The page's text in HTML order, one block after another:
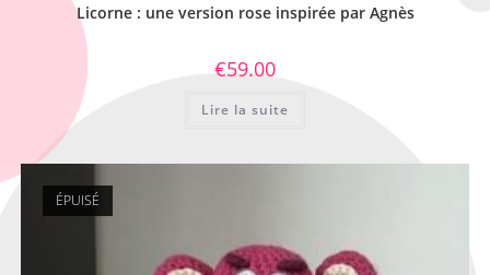
Licorne : une version rose inspirée par Agnès
€59.00
Lire la suite
ÉPUISÉ